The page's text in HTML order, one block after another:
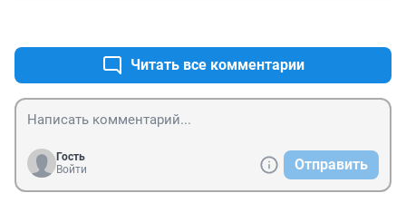
Читать все комментарии
Гость
Войти
Отправить